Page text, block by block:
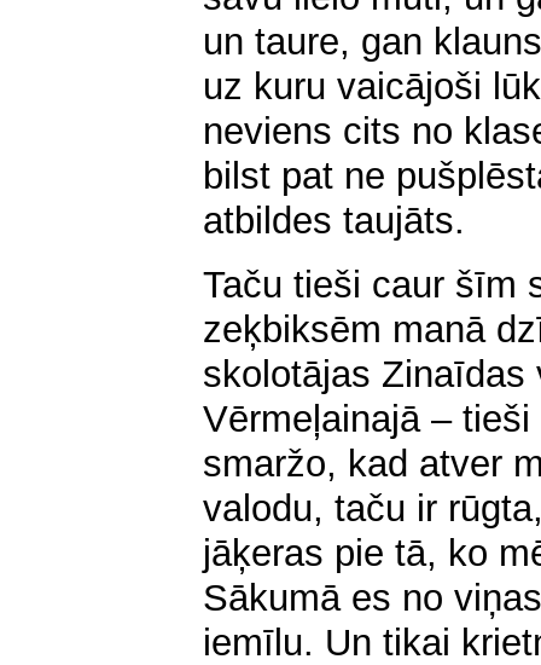
un taure, gan
uz kuru vaicājoši
neviens cits no
bilst pat ne
atbildes taujāts.
Taču tieši caur šīm
zeķbiksēm manā
skolotājas Zinaīdas
Vērmeļainajā –
smaržo, kad atver
valodu, taču ir
jāķeras pie tā, ko
Sākumā es no
iemīlu. Un tikai